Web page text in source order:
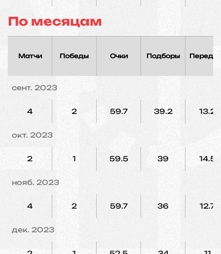
По месяцам
Матчи Победы Очки Подборы
сент. 2023
4 2 59.7 39.2 13.2
окт. 2023
2 1 59.5 39 14.5
нояб. 2023
4 2 59.7 36 12.7
дек. 2023